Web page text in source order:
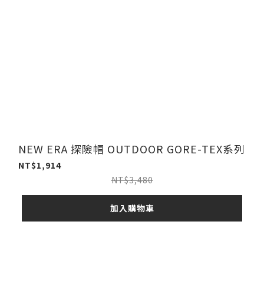
NEW ERA 探險帽 OUTDOOR GORE-TEX系列
NT$1,914
NT$3,480
加入購物車